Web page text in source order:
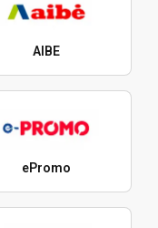
AIBE
ePromo